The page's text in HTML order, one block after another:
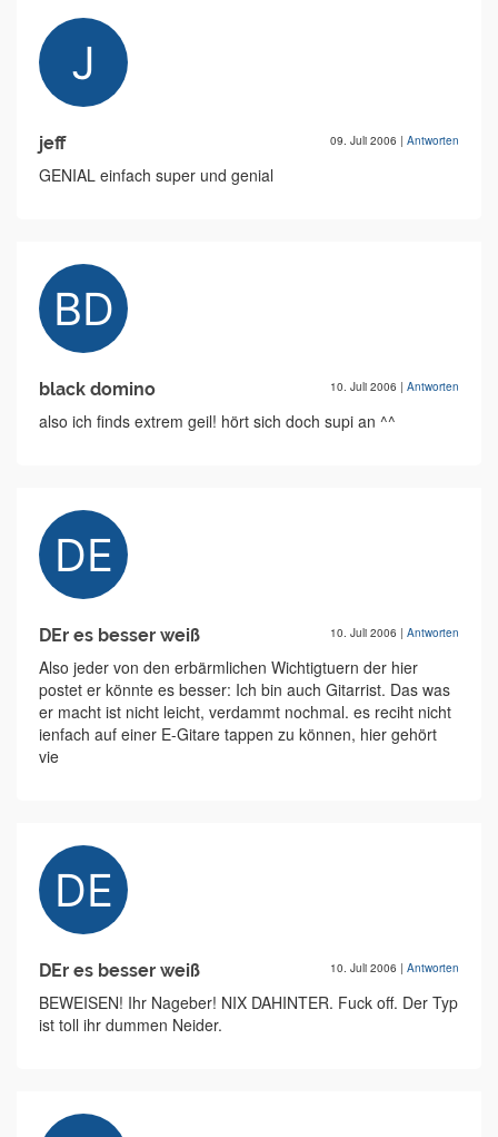
jeff 09. Juli 2006 | Antworten
GENIAL einfach super und genial
black domino 10. Juli 2006 | Antworten
also ich finds extrem geil! hört sich doch supi an ^^
DEr es besser weiß 10. Juli 2006 | Antworten
Also jeder von den erbärmlichen Wichtigtuern der hier
postet er könnte es besser: Ich bin auch Gitarrist. Das was
er macht ist nicht leicht, verdammt nochmal. es reciht nicht
ienfach auf einer E-Gitare tappen zu können, hier gehört
vie
DEr es besser weiß 10. Juli 2006 | Antworten
BEWEISEN! Ihr Nageber! NIX DAHINTER. Fuck off. Der Typ
ist toll ihr dummen Neider.